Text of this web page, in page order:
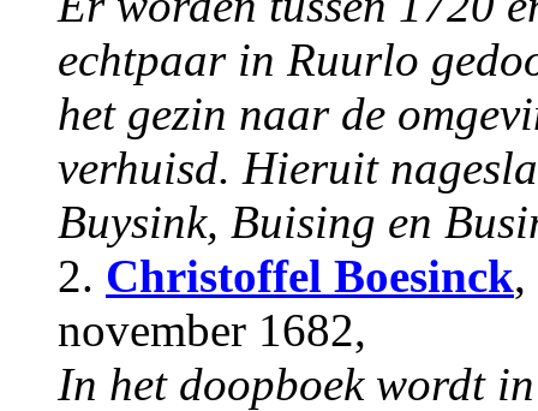
echtpaar in Ruurlo
het gezin naar de
verhuisd. Hieruit
Buysink, Buising en
2. Christoffel Boesinck,
november 1682,
In het doopboek wordt